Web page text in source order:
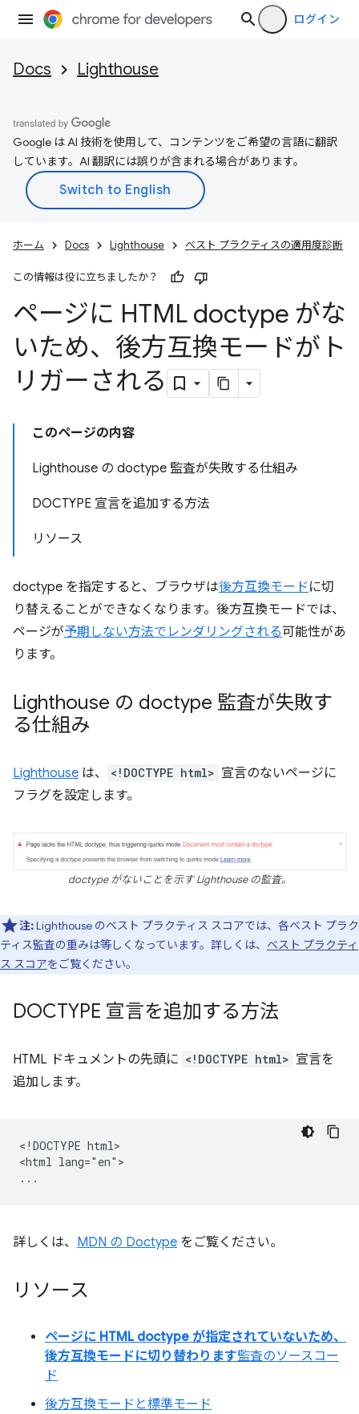
ログイン
Docs Lighthouse
Google は AI 技術を使用して、コンテンツをご希望の言語に翻訳
しています。AI 翻訳には誤りが含まれる場合があります。
ホーム Docs Lighthouse ベスト プラクティスの適用度診断
この情報は役に立ちましたか？
ページに HTML doctype がな
いため、後方互換モードがト
リガーされる
このページの内容
Lighthouse の doctype 監査が失敗する仕組み
DOCTYPE 宣言を追加する方法
リソース
doctype を指定すると、ブラウザは後方互換モード に切
り替えることができなくなります。後方互換モードでは、
ページが予期しない方法でレンダリングされる可能性があ
ります。
Lighthouse の doctype 監査が失敗す
る仕組み
Lighthouse は、 <!DOCTYPE html> 宣言のないページに
フラグを設定します。
doctype がないことを示す Lighthouse の監査。
注:Lighthouse のベスト プラクティス スコアでは、各ベスト プラク
ティス監査の重みは等しくなっています。詳しくは、 ベスト プラクティ
ス スコアをご覧ください。
DOCTYPE 宣言を追加する方法
HTML ドキュメントの先頭に <!DOCTYPE html> 宣言を
追加します。
<!DOCTYPE html>
<html lang="en">
詳しくは、 MDN の Doctype をご覧ください。
リソース
ページに HTML doctype が指定されていないため、
後方互換モードに切り替わります監査のソースコー
ド
後方互換モードと標準モード